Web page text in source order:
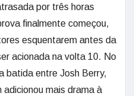
por três horas
finalmente começou,
esquentarem antes da
acionada na volta 10. No
batida entre Josh Berry,
adicionou mais drama à